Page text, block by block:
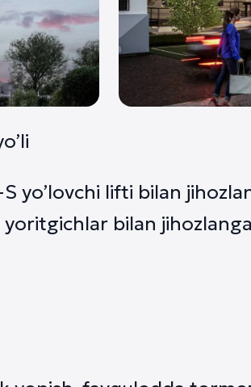
yo’lovchi lifti bilan
bilan